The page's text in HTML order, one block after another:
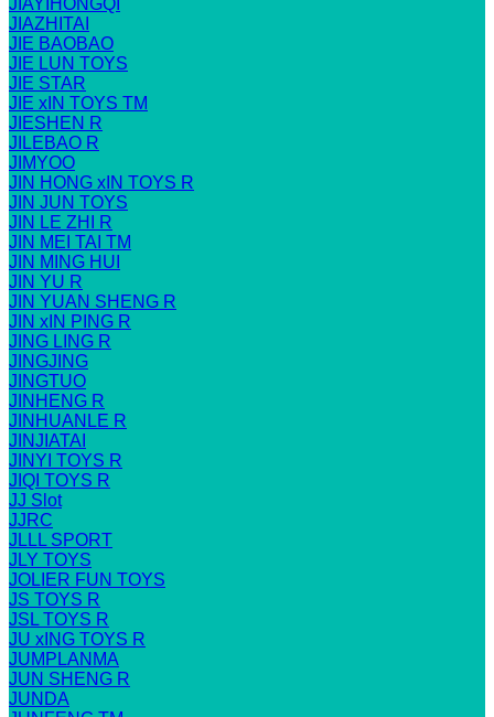
JIAYIHONGQI
JIAZHITAI
JIE BAOBAO
JIE LUN TOYS
JIE STAR
JIE xIN TOYS TM
JIESHEN R
JILEBAO R
JIMYOO
JIN HONG xIN TOYS R
JIN JUN TOYS
JIN LE ZHI R
JIN MEI TAI TM
JIN MING HUI
JIN YU R
JIN YUAN SHENG R
JIN xIN PING R
JING LING R
JINGJING
JINGTUO
JINHENG R
JINHUANLE R
JINJIATAI
JINYI TOYS R
JIQI TOYS R
JJ Slot
JJRC
JLLL SPORT
JLY TOYS
JOLIER FUN TOYS
JS TOYS R
JSL TOYS R
JU xING TOYS R
JUMPLANMA
JUN SHENG R
JUNDA